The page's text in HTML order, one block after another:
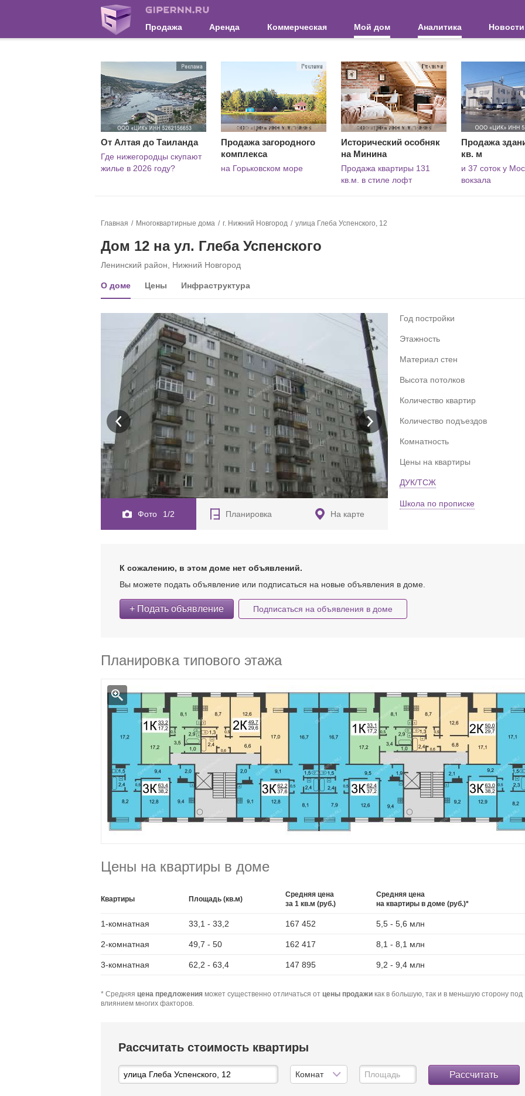
Продажа Аренда Коммерческая Мой дом Аналитика Новости
От Алтая до Таиланда
Где нижегородцы скупают
жилье в 2026 году?
Продажа загородного
комплекса
на Горьковском море
Исторический особняк
на Минина
Продажа квартиры 131
кв.м. в стиле лофт
Продажа
кв. м
и 37 соток у
вокзала
Главная Многоквартирные дома г. Нижний Новгород улица Глеба Успенского, 12
Дом 12 на ул. Глеба Успенского
Ленинский район, Нижний Новгород
О доме Цены Инфраструктура
Фото 1/2 Планировка На карте
Год постройки
Этажность
Материал стен
Высота потолков
Количество квартир
Количество подъездов
Комнатность
Цены на квартиры
ДУК/ТСЖ
Школа по прописке
К сожалению, в этом доме нет объявлений.
Вы можете подать объявление или подписаться на новые объявления в доме.
+ Подать объявление Подписаться на объявления в доме
Планировка типового этажа
Цены на квартиры в доме
Квартиры Площадь (кв.м)
Средняя цена
за 1 кв.м (руб.)
Средняя цена
на квартиры в доме (руб.)*
1-комнатная 33,1 - 33,2 167 452 5,5 - 5,6 млн
2-комнатная 49,7 - 50 162 417 8,1 - 8,1 млн
3-комнатная 62,2 - 63,4 147 895 9,2 - 9,4 млн
* Средняя цена предложения может существенно отличаться от цены продажи как в большую, так и в меньшую сторону под
влиянием многих факторов.
Рассчитать стоимость квартиры
Рассчитать